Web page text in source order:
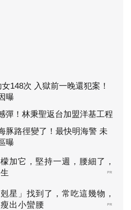
148次 入獄前一晚還犯案！
曝
彈！林秉聖返台加盟洋基工程
豚路徑變了！最快明海警 未
曝
加它，堅持一週，腰細了，
PR
星」找到了，常吃這幾物，
出小蠻腰
PR